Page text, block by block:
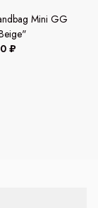
Mini GG
₽